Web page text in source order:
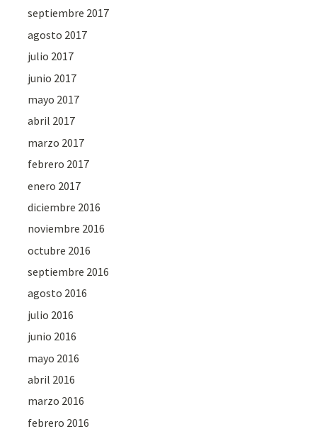
septiembre 2017
agosto 2017
julio 2017
junio 2017
mayo 2017
abril 2017
marzo 2017
febrero 2017
enero 2017
diciembre 2016
noviembre 2016
octubre 2016
septiembre 2016
agosto 2016
julio 2016
junio 2016
mayo 2016
abril 2016
marzo 2016
febrero 2016